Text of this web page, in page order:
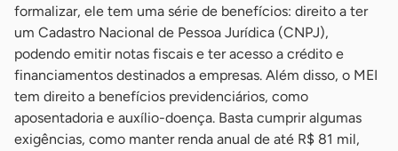
formalizar, ele tem uma série de benefícios: direito a ter
um Cadastro Nacional de Pessoa Jurídica (CNPJ),
podendo emitir notas fiscais e ter acesso a crédito e
financiamentos destinados a empresas. Além disso, o MEI
tem direito a benefícios previdenciários, como
aposentadoria e auxílio-doença. Basta cumprir algumas
exigências, como manter renda anual de até R$ 81 mil,